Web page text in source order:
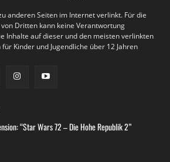
anderen Seiten im Internet verlinkt. Für die
Dritten kann keine Verantwortung
Inhalte auf dieser und den meisten verlinkten
Kinder und Jugendliche über 12 Jahren
“Star Wars 72 – Die Hohe Republik 2”